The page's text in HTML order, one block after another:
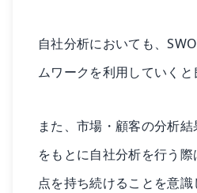
自社分析においても、
ムワークを利用していくと
また、市場・顧客の分析
をもとに自社分析を行う
点を持ち続けることを意識